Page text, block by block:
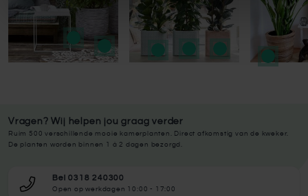
Vragen? Wij helpen jou graag verder
Ruim 500 verschillende mooie kamerplanten. Direct afkomstig van de kweker.
De planten worden binnen 1 à 2 dagen bezorgd.
Bel 0318 240300
Open op werkdagen 10:00 - 17:00